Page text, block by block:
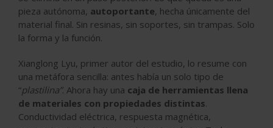
pieza autónoma, autoportante, hecha únicamente del
material final. Sin resinas, sin soportes, sin trampas. Solo
la forma y la función.
Xianglong Lyu, primer autor del estudio, lo resume con
una metáfora sencilla: antes había un solo tipo de
“plastilina”. Ahora hay una caja de herramientas llena
de materiales con propiedades distintas.
Conductividad eléctrica, respuesta magnética,